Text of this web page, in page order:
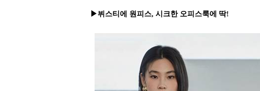
▶뷔스티에 원피스, 시크한 오피스룩에 딱!